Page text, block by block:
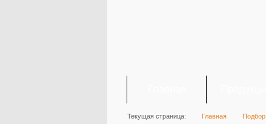
Текущая страница: Главная Подбор